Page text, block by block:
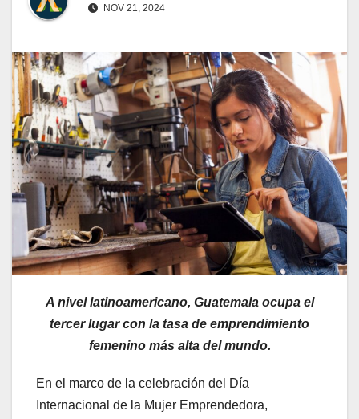
NOV 21, 2024
A nivel latinoamericano, Guatemala ocupa el
tercer lugar con la tasa de emprendimiento
femenino más alta del mundo.
En el marco de la celebración del Día
Internacional de la Mujer Emprendedora,